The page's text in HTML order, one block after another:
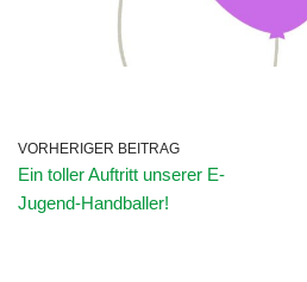
VORHERIGER BEITRAG
Ein toller Auftritt unserer E-
Jugend-Handballer!